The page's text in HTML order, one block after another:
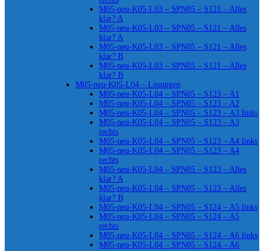
M05-neu-K05-L03 – SPN05 – S121 – Alles
klar? A
M05-neu-K05-L03 – SPN05 – S121 – Alles
klar? A
M05-neu-K05-L03 – SPN05 – S121 – Alles
klar? B
M05-neu-K05-L03 – SPN05 – S121 – Alles
klar? B
M05-neu-K05-L04 – Lösungen
M05-neu-K05-L04 – SPN05 – S123 – A1
M05-neu-K05-L04 – SPN05 – S123 – A2
M05-neu-K05-L04 – SPN05 – S123 – A3 links
M05-neu-K05-L04 – SPN05 – S123 – A3
rechts
M05-neu-K05-L04 – SPN05 – S123 – A4 links
M05-neu-K05-L04 – SPN05 – S123 – A4
rechts
M05-neu-K05-L04 – SPN05 – S123 – Alles
klar? A
M05-neu-K05-L04 – SPN05 – S123 – Alles
klar? B
M05-neu-K05-L04 – SPN05 – S124 – A5 links
M05-neu-K05-L04 – SPN05 – S124 – A5
rechts
M05-neu-K05-L04 – SPN05 – S124 – A6 links
M05-neu-K05-L04 – SPN05 – S124 – A6